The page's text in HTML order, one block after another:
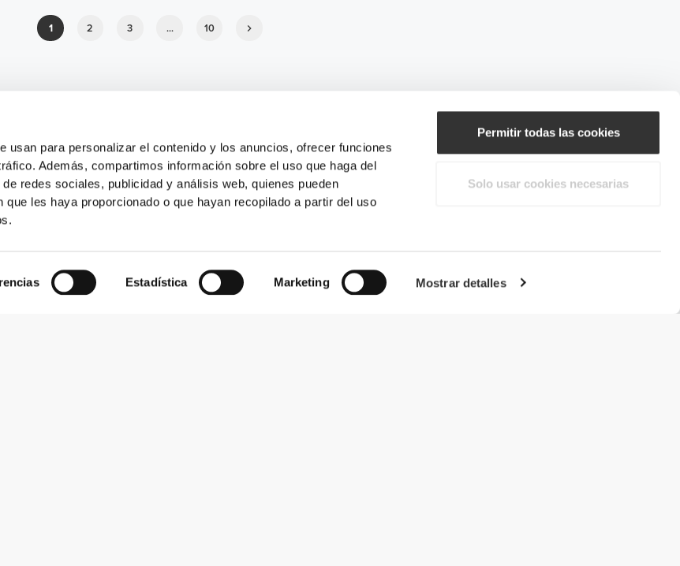
usan para personalizar el contenido y los anuncios, ofrecer funciones
Además, compartimos información sobre el uso que haga del
redes sociales, publicidad y análisis web, quienes pueden
les haya proporcionado o que hayan recopilado a partir del uso
Estadística Marketing Mostrar detalles
Permitir todas las cookies
Solo usar cookies necesarias
1 2 3 ... 10